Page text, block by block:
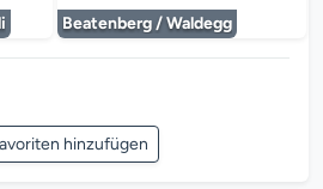
Beatenberg / Waldegg
hinzufügen